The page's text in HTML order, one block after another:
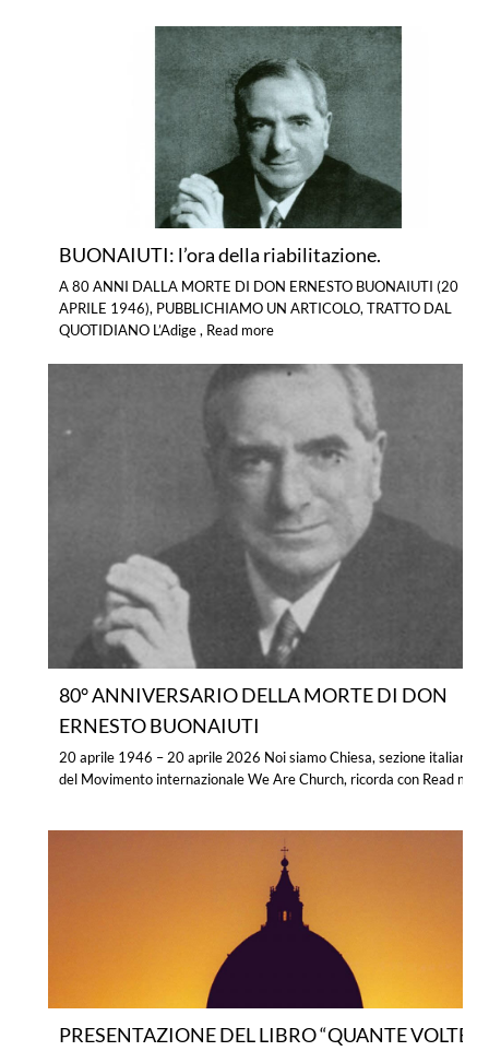
BUONAIUTI: l’ora della riabilitazione.
A 80 ANNI DALLA MORTE DI DON ERNESTO BUONAIUTI (20
APRILE 1946), PUBBLICHIAMO UN ARTICOLO, TRATTO DAL
QUOTIDIANO L’Adige , Read more
80° ANNIVERSARIO DELLA MORTE DI DON
ERNESTO BUONAIUTI
20 aprile 1946 – 20 aprile 2026 Noi siamo Chiesa, sezione italiana
del Movimento internazionale We Are Church, ricorda con Read more
PRESENTAZIONE DEL LIBRO “QUANTE VOLTE,